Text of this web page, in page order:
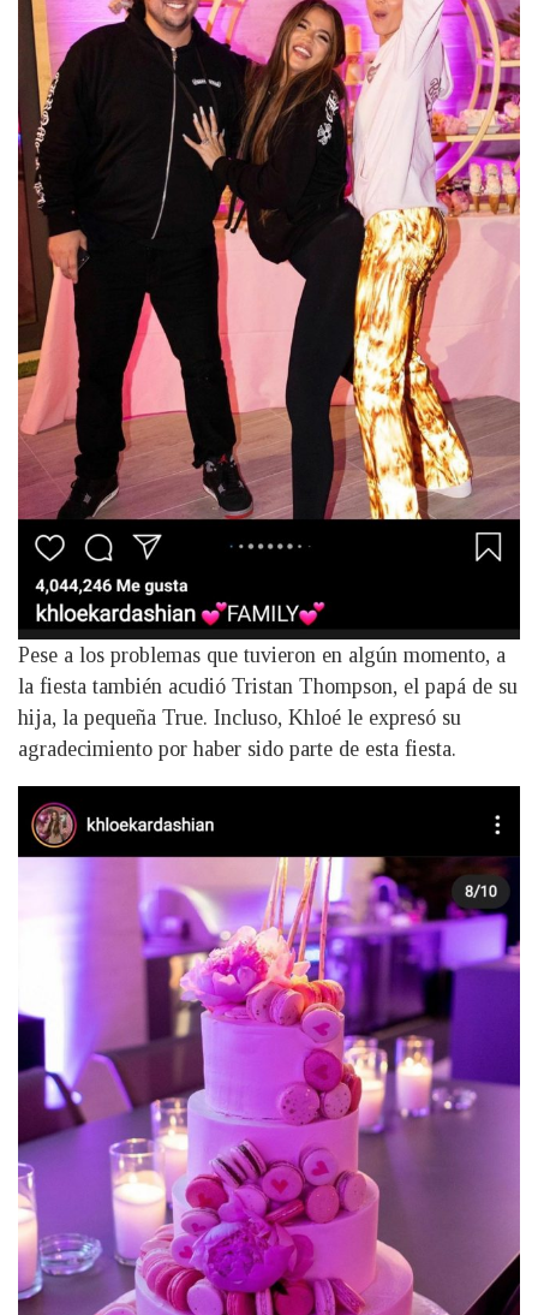
Pese a los problemas que tuvieron en algún momento, a
la fiesta también acudió Tristan Thompson, el papá de su
hija, la pequeña True. Incluso, Khloé le expresó su
agradecimiento por haber sido parte de esta fiesta.